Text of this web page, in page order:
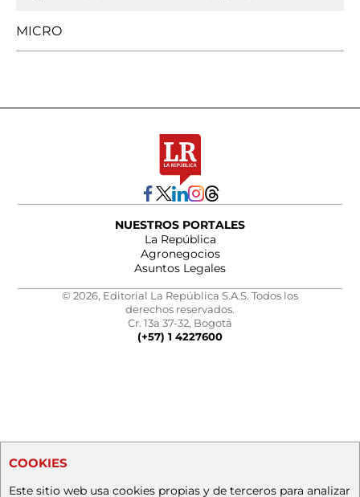
MICRO
NUESTROS PORTALES
La República
Agronegocios
Asuntos Legales
© 2026, Editorial La República S.A.S. Todos los
derechos reservados.
Cr. 13a 37-32, Bogotá
(+57) 1 4227600
COOKIES
Este sitio web usa cookies propias y de terceros para analizar